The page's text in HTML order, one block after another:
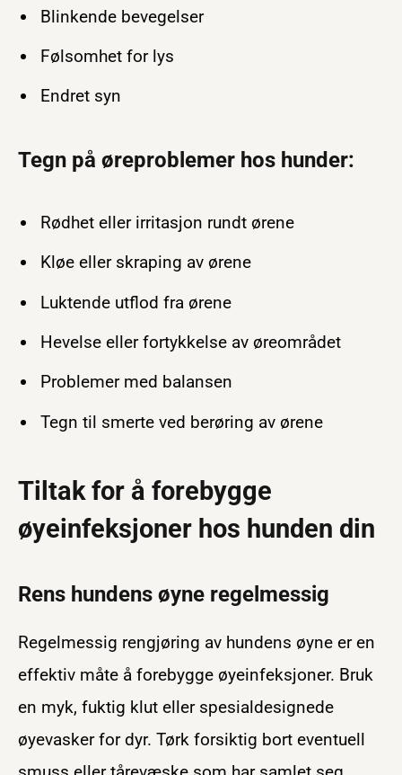
Blinkende bevegelser
Følsomhet for lys
Endret syn
Tegn på øreproblemer hos hunder:
Rødhet eller irritasjon rundt ørene
Kløe eller skraping av ørene
Luktende utflod fra ørene
Hevelse eller fortykkelse av øreområdet
Problemer med balansen
Tegn til smerte ved berøring av ørene
Tiltak for å forebygge
øyeinfeksjoner hos hunden din
Rens hundens øyne regelmessig
Regelmessig rengjøring av hundens øyne er en
effektiv måte å forebygge øyeinfeksjoner. Bruk
en myk, fuktig klut eller spesialdesignede
øyevasker for dyr. Tørk forsiktig bort eventuell